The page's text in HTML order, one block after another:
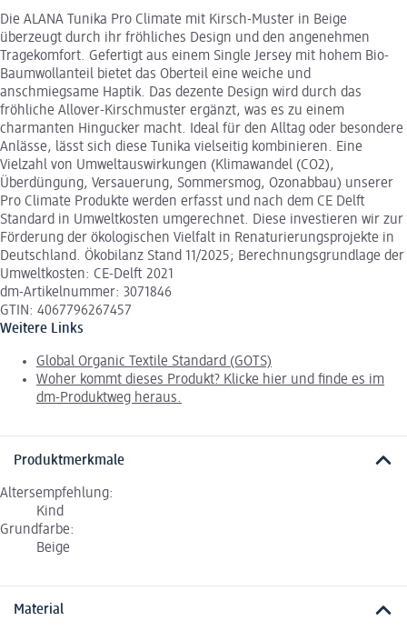
Die ALANA Tunika Pro Climate mit Kirsch-Muster in Beige
überzeugt durch ihr fröhliches Design und den angenehmen
Tragekomfort. Gefertigt aus einem Single Jersey mit hohem Bio-
Baumwollanteil bietet das Oberteil eine weiche und
anschmiegsame Haptik. Das dezente Design wird durch das
fröhliche Allover-Kirschmuster ergänzt, was es zu einem
charmanten Hingucker macht. Ideal für den Alltag oder besondere
Anlässe, lässt sich diese Tunika vielseitig kombinieren. Eine
Vielzahl von Umweltauswirkungen (Klimawandel (CO2),
Überdüngung, Versauerung, Sommersmog, Ozonabbau) unserer
Pro Climate Produkte werden erfasst und nach dem CE Delft
Standard in Umweltkosten umgerechnet. Diese investieren wir zur
Förderung der ökologischen Vielfalt in Renaturierungsprojekte in
Deutschland. Ökobilanz Stand 11/2025; Berechnungsgrundlage der
Umweltkosten: CE-Delft 2021
dm-Artikelnummer: 3071846
GTIN: 4067796267457
Weitere Links
Global Organic Textile Standard (GOTS)
Woher kommt dieses Produkt? Klicke hier und finde es im
dm-Produktweg heraus.
Produktmerkmale
Altersempfehlung:
Kind
Grundfarbe:
Beige
Material